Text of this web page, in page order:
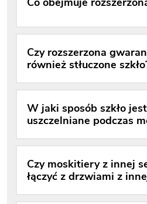
Czy rozszerzona
również stłuczone
W jaki sposób szkło
uszczelniane podczas
Czy moskitiery z innej
łączyć z drzwiami z